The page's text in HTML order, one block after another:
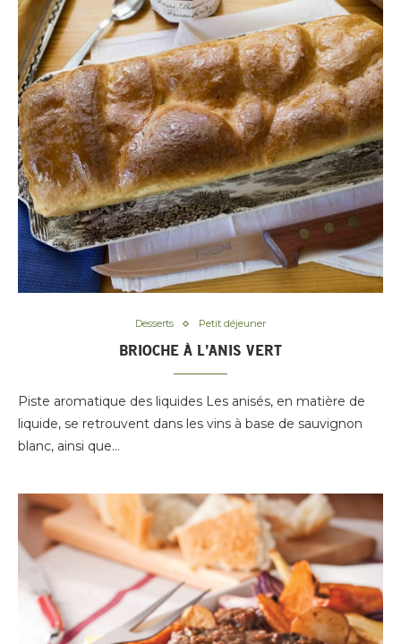
Desserts Petit déjeuner
BRIOCHE À L’ANIS VERT
Piste aromatique des liquides Les anisés, en matière de
liquide, se retrouvent dans les vins à base de sauvignon
blanc, ainsi que…